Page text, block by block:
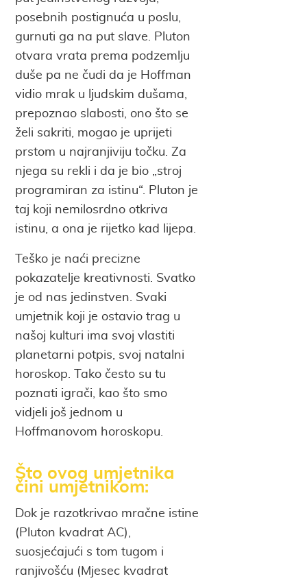
posebnih postignuća u poslu,
gurnuti ga na put slave. Pluton
otvara vrata prema podzemlju
duše pa ne čudi da je Hoffman
vidio mrak u ljudskim dušama,
prepoznao slabosti, ono što se
želi sakriti, mogao je uprijeti
prstom u najranjiviju točku. Za
njega su rekli i da je bio „stroj
programiran za istinu“. Pluton je
taj koji nemilosrdno otkriva
istinu, a ona je rijetko kad lijepa.
Teško je naći precizne
pokazatelje kreativnosti. Svatko
je od nas jedinstven. Svaki
umjetnik koji je ostavio trag u
našoj kulturi ima svoj vlastiti
planetarni potpis, svoj natalni
horoskop. Tako često su tu
poznati igrači, kao što smo
vidjeli još jednom u
Hoffmanovom horoskopu.
Što ovog umjetnika
čini umjetnikom:
Dok je razotkrivao mračne istine
(Pluton kvadrat AC),
suosjećajući s tom tugom i
ranjivošću (Mjesec kvadrat